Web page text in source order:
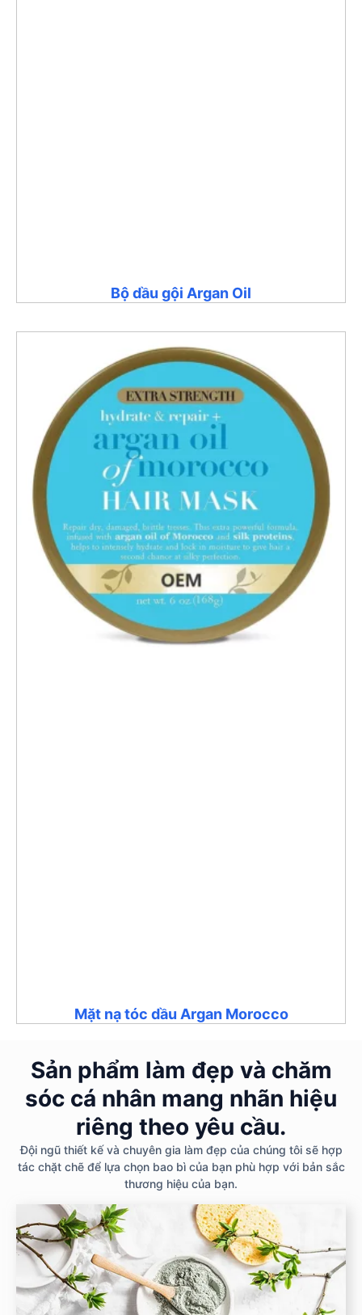
Bộ dầu gội Argan Oil
Mặt nạ tóc dầu Argan Morocco
Sản phẩm làm đẹp và chăm
sóc cá nhân mang nhãn hiệu
riêng theo yêu cầu.
Đội ngũ thiết kế và chuyên gia làm đẹp của chúng tôi sẽ hợp
tác chặt chẽ để lựa chọn bao bì của bạn phù hợp với bản sắc
thương hiệu của bạn.